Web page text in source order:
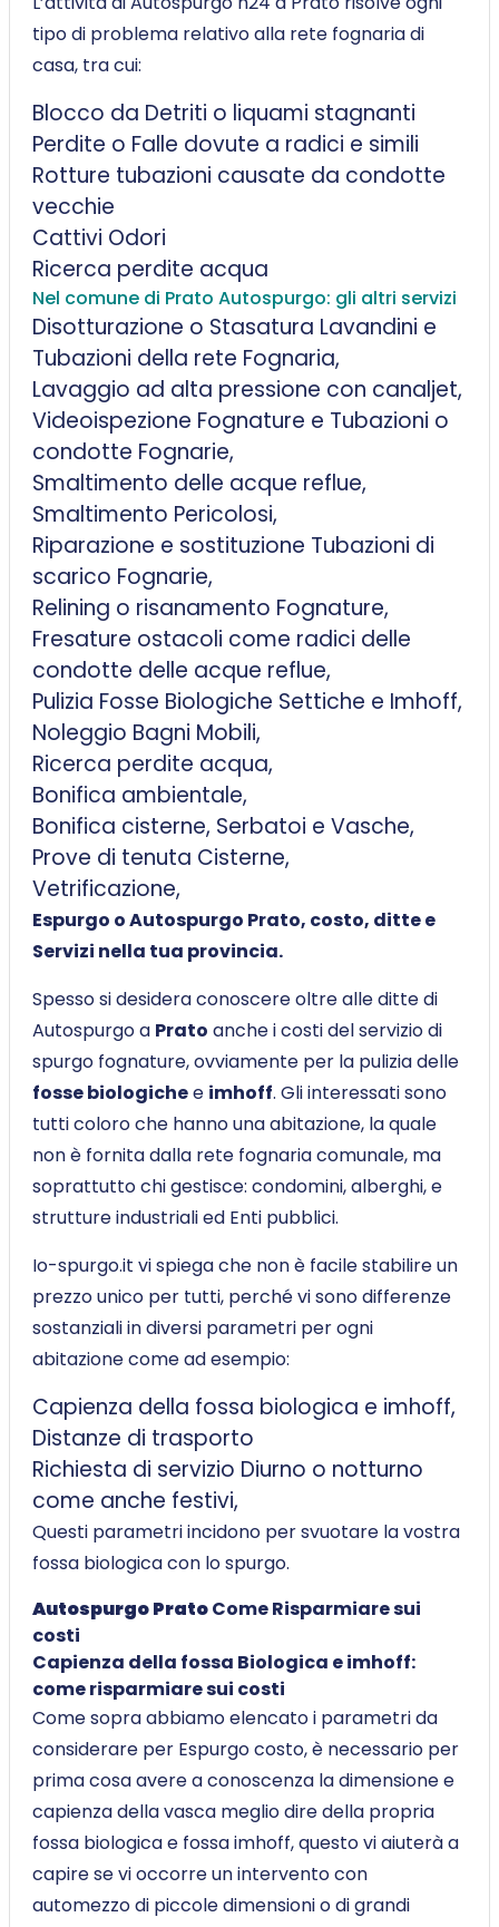
tipo di problema relativo alla rete fognaria di
casa, tra cui:
Blocco da Detriti o liquami stagnanti
Perdite o Falle dovute a radici e simili
Rotture tubazioni causate da condotte
vecchie
Cattivi Odori
Ricerca perdite acqua
Nel comune di Prato Autospurgo: gli altri servizi
Disotturazione o Stasatura Lavandini e
Tubazioni della rete Fognaria,
Lavaggio ad alta pressione con canaljet,
Videoispezione Fognature e Tubazioni o
condotte Fognarie,
Smaltimento delle acque reflue,
Smaltimento Pericolosi,
Riparazione e sostituzione Tubazioni di
scarico Fognarie,
Relining o risanamento Fognature,
Fresature ostacoli come radici delle
condotte delle acque reflue,
Pulizia Fosse Biologiche Settiche e Imhoff,
Noleggio Bagni Mobili,
Ricerca perdite acqua,
Bonifica ambientale,
Bonifica cisterne, Serbatoi e Vasche,
Prove di tenuta Cisterne,
Vetrificazione,
Espurgo o Autospurgo Prato, costo, ditte e
Servizi nella tua provincia.
Spesso si desidera conoscere oltre alle ditte di
Autospurgo a Prato anche i costi del servizio di
spurgo fognature, ovviamente per la pulizia delle
fosse biologichee imhoff. Gli interessati sono
tutti coloro che hanno una abitazione, la quale
non è fornita dalla rete fognaria comunale, ma
soprattutto chi gestisce: condomini, alberghi, e
strutture industriali ed Enti pubblici.
Io-spurgo.it vi spiega che non è facile stabilire un
prezzo unico per tutti, perché vi sono differenze
sostanziali in diversi parametri per ogni
abitazione come ad esempio:
Capienza della fossa biologica e imhoff,
Distanze di trasporto
Richiesta di servizio Diurno o notturno
come anche festivi,
Questi parametri incidono per svuotare la vostra
fossa biologica con lo spurgo.
Autospurgo PratoCome Risparmiare sui
costi
Capienza della fossa Biologica e imhoff:
come risparmiare sui costi
Come sopra abbiamo elencato i parametri da
considerare per Espurgo costo, è necessario per
prima cosa avere a conoscenza la dimensione e
capienza della vasca meglio dire della propria
fossa biologica e fossa imhoff, questo vi aiuterà a
capire se vi occorre un intervento con
automezzo di piccole dimensioni o di grandi